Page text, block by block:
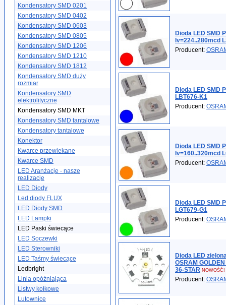
Kondensatory SMD 0201
Kondensatory SMD 0402
Kondensatory SMD 0603
Kondensatory SMD 0805
Kondensatory SMD 1206
Kondensatory SMD 1210
Kondensatory SMD 1812
Kondensatory SMD duży
rozmiar
Kondensatory SMD
elektrolityczne
Kondensatory SMD MKT
Kondensatory SMD tantalowe
Kondensatory tantalowe
Konektor
Kwarce przewlekane
Kwarce SMD
LED Aranżacje - nasze
realizacje
LED Diody
Led diody FLUX
LED Diody SMD
LED Lampki
LED Paski świecące
LED Soczewki
LED Sterowniki
LED Taśmy świecące
Ledbright
Linia opóźniająca
Listwy kołkowe
Lutownice
Dioda LED SMD
Iv=224..280mcd
Producent:
Dioda LED SMD
LBT676-K1
Producent:
Dioda LED SMD
Iv=160..320mcd
Producent:
Dioda LED SMD
LGT679-G1
Producent:
Dioda LED
OSRAM
36-STAR NOWOŚĆ!
Producent: